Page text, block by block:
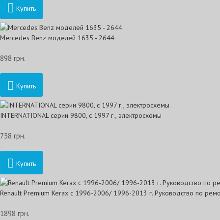
Купить
Mercedes Benz моделей 1635 - 2644
898 грн.
Купить
INTERNATIONAL серии 9800, с 1997 г., электросхемы
758 грн.
Купить
Renault Premium Kerax с 1996-2006/ 1996-2013 г. Руководство по
1898 грн.